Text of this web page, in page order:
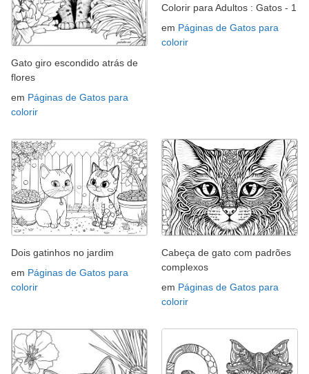
Gato giro escondido atrás de
flores
em Páginas de Gatos para
colorir
Colorir para Adultos : Gatos - 1
em Páginas de Gatos para
colorir
Dois gatinhos no jardim
em Páginas de Gatos para
colorir
Cabeça de gato com padrões
complexos
em Páginas de Gatos para
colorir